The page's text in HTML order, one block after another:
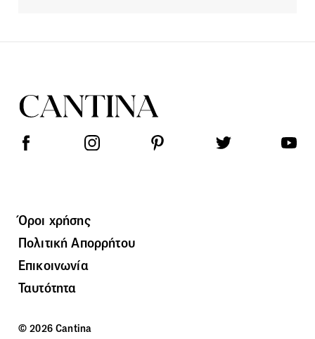
Όροι χρήσης
Πολιτική Απορρήτου
Επικοινωνία
Ταυτότητα
© 2026 Cantina